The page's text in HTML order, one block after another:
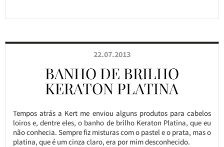
22.07.2013
BANHO DE BRILHO
KERATON PLATINA
Tempos atrás a Kert me enviou alguns produtos para cabelos
loiros e, dentre eles, o banho de brilho Keraton Platina, que eu
não conhecia. Sempre fiz misturas com o pastel e o prata, mas o
platina, que é um cinza claro, era por mim desconhecido.